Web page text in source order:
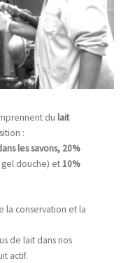
du lait
:
les savons, 20%
douche) et10%
la conservation et la
de lait dans nos
actif.